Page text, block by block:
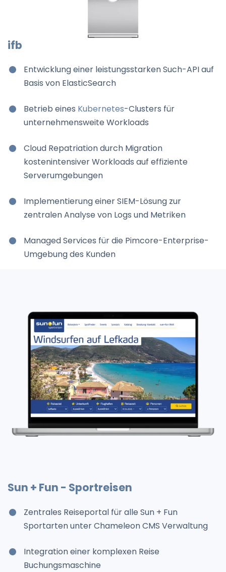
ifb
Entwicklung einer leistungsstarken Such-API auf
Basis von ElasticSearch
Betrieb eines Kubernetes-Clusters für
unternehmensweite Workloads
Cloud Repatriation durch Migration
kostenintensiver Workloads auf effiziente
Serverumgebungen
Implementierung einer SIEM-Lösung zur
zentralen Analyse von Logs und Metriken
Managed Services für die Pimcore-Enterprise-
Umgebung des Kunden
Sun + Fun - Sportreisen
Zentrales Reiseportal für alle Sun + Fun
Sportarten unter Chameleon CMS Verwaltung
Integration einer komplexen Reise
Buchungsmaschine